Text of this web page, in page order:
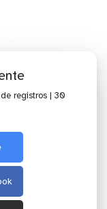
registros | 30